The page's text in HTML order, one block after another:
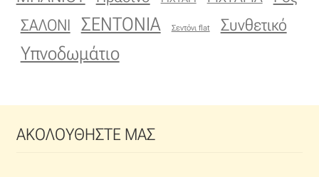
ΣΑΛΟΝΙ ΣΕΝΤΟΝΙΑ Σεντόνι flat Συνθετικό
Υπνοδωμάτιο
ΑΚΟΛΟΥΘΗΣΤΕ ΜΑΣ